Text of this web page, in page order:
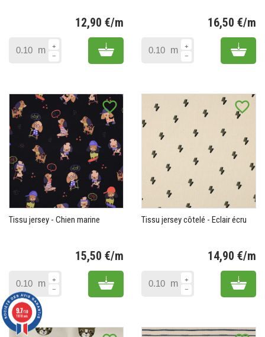
12,90 €/m
m Add to cart
16,50 €/m
m Add
favorite_border
Tissu jersey - Chien marine
15,50 €/m
m Add to cart
favorite_border
Tissu jersey côtelé - Eclair écru
14,90 €/m
m Add
9.7/10
11818 avis